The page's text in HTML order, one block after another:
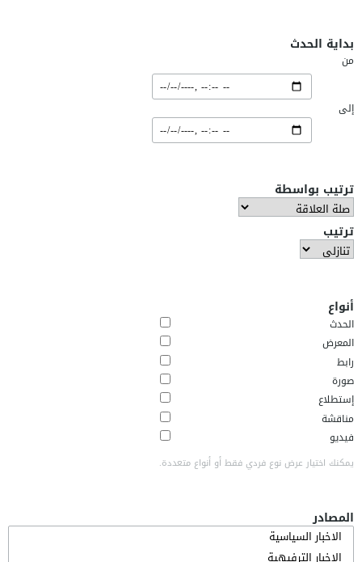
بداية الحدث
من
إلى
ترتيب بواسطة
ترتيب
أنواع
الحدث
المعرض
رابط
صورة
إستطلاع
مناقشة
فيديو
يمكنك اختيار عرض نوع فردي فقط أو أنواع متعددة.
المصادر